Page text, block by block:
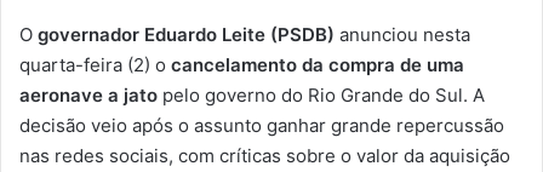
O governador Eduardo Leite (PSDB) anunciou nesta
quarta-feira (2) o cancelamento da compra de uma
aeronave a jato pelo governo do Rio Grande do Sul. A
decisão veio após o assunto ganhar grande repercussão
nas redes sociais, com críticas sobre o valor da aquisição